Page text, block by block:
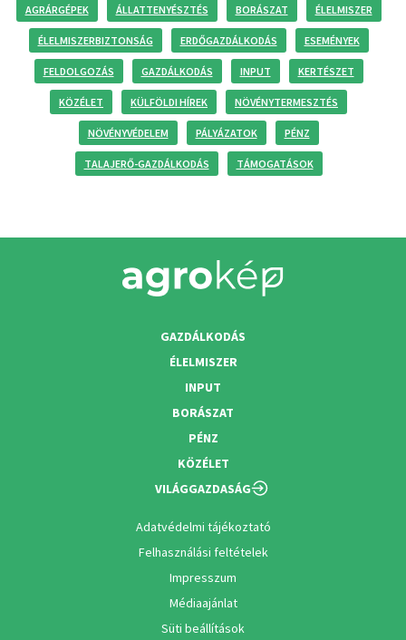
AGRÁRGÉPEK ÁLLATTENYÉSZTÉS BORÁSZAT ÉLELMISZER
ÉLELMISZERBIZTONSÁG ERDŐGAZDÁLKODÁS ESEMÉNYEK
FELDOLGOZÁS GAZDÁLKODÁS INPUT KERTÉSZET
KÖZÉLET KÜLFÖLDI HÍREK NÖVÉNYTERMESZTÉS
NÖVÉNYVÉDELEM PÁLYÁZATOK PÉNZ
TALAJERŐ-GAZDÁLKODÁS TÁMOGATÁSOK
GAZDÁLKODÁS
ÉLELMISZER
INPUT
BORÁSZAT
PÉNZ
KÖZÉLET
VILÁGGAZDASÁG
Adatvédelmi tájékoztató
Felhasználási feltételek
Impresszum
Médiaajánlat
Süti beállítások